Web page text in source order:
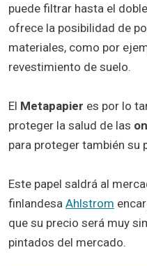
puede filtrar hasta el
ofrece la posibilidad de
materiales, como por
revestimiento de suelo.
El Metapapier es por lo
proteger la salud de las
para proteger también su
Este papel saldrá al
finlandesa Ahlstrom
que su precio será muy
pintados del mercado.